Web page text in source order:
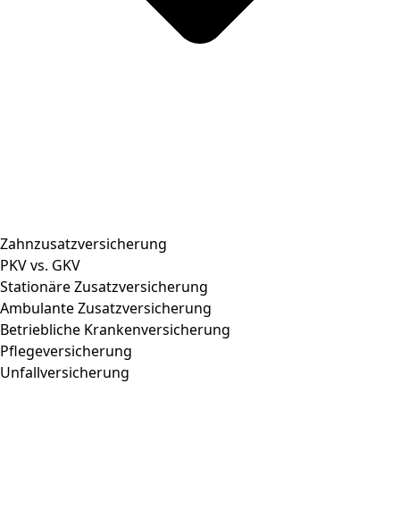
Zahnzusatzversicherung
PKV vs. GKV
Stationäre Zusatzversicherung
Ambulante Zusatzversicherung
Betriebliche Krankenversicherung
Pflegeversicherung
Unfallversicherung